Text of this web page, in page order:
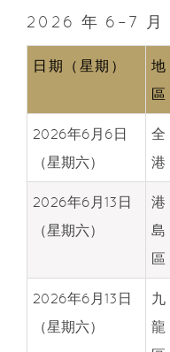
2026 年 6–7 月
日期（星期）
地
區
2026年6月6日
（星期六）
全
港
2026年6月13日
（星期六）
港
島
區
2026年6月13日
（星期六）
九
龍